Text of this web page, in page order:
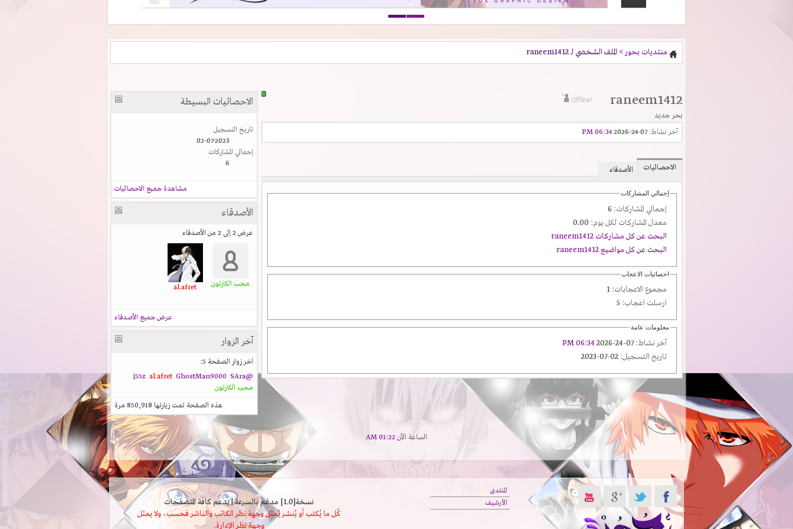
منتديات بحور > الملف الشخصي لـ raneem1412
raneem1412
بحر جديد
آخر نشاط:07-24-2026
06:34 PM
الاحصائيات الأصدقاء
إجمالي المشاركات
إجمالي المشاركات:
معدل المشاركات لكل يوم:
البحث عن كل مشاركات raneem1412
البحث عن كل مواضيع raneem1412
احصائيات الاعجاب
مجموع الاعجابات:
ارسلت اعجاب:
معلومات عامة
آخر نشاط:07-24-2026
06:34 PM
تاريخ التسجيل:
الاحصائيات البسيطة
تاريخ التسجيل
02-07-2023
إجمالي المشاركات
6
مشاهدة جميع الاحصائيات
الأصدقاء
عرض 2 إلى 2 من الأصدقاء
محب الكارتون al.afret
عرض جميع الأصدقاء
آخر الزوار
اخر زوار الصفحة 5:
@j55z
al.afret GhostMan9000 SAra
محب الكارتون
هذه الصفحة تمت زيارتها 850,918 مرة
الساعة الآن01:22 AM
المنتدى
الأرشيف
نسخة[1.0] مدعَم بالسرعة | يدعم كافة المتصفحات
كُل ما يُكتب أو يُنشر يُمثل وجهة نظر الكاتب والناشر فحسب، ولا يمثل
وجهة نظر الإدارة.